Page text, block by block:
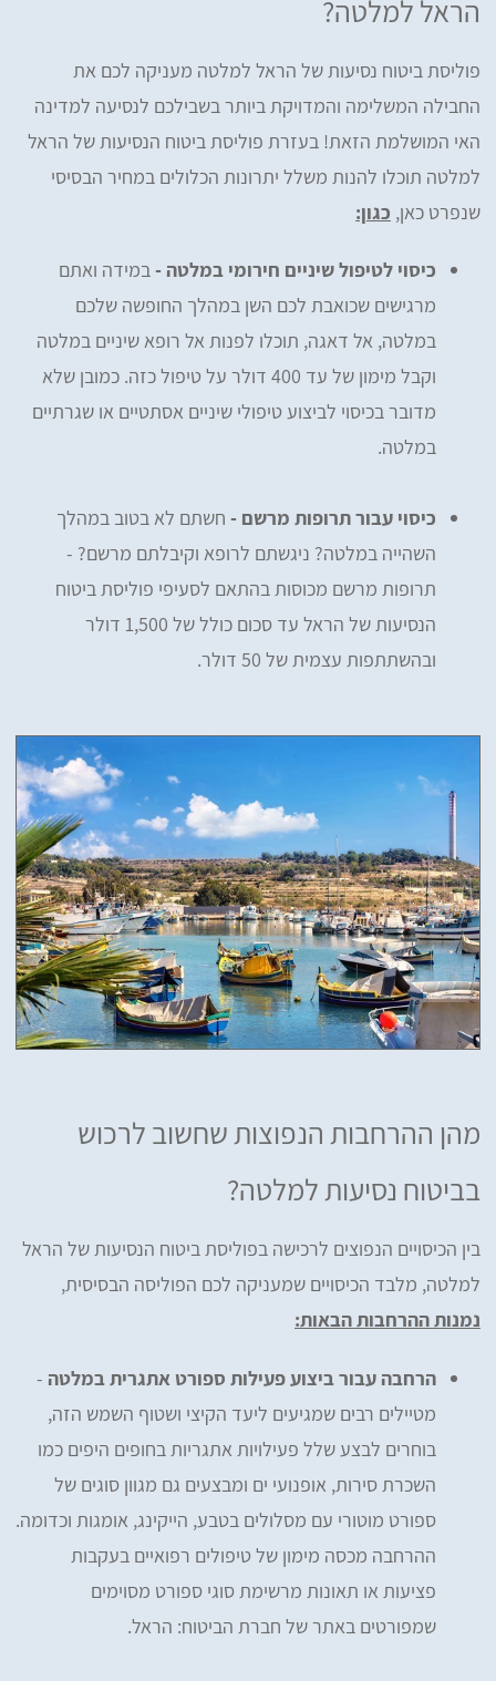
הראל למלטה?
פוליסת ביטוח נסיעות של הראל למלטה מעניקה לכם את
החבילה המשלימה והמדויקת ביותר בשבילכם לנסיעה למדינה
האי המושלמת הזאת! בעזרת פוליסת ביטוח הנסיעות של הראל
למלטה תוכלו להנות משלל יתרונות הכלולים במחיר הבסיסי
שנפרט כאן, כגון:
כיסוי לטיפול שיניים חירומי במלטה -במידה ואתם
מרגישים שכואבת לכם השן במהלך החופשה שלכם
במלטה, אל דאגה, תוכלו לפנות אל רופא שיניים במלטה
וקבל מימון של עד 400 דולר על טיפול כזה. כמובן שלא
מדובר בכיסוי לביצוע טיפולי שיניים אסתטיים או שגרתיים
במלטה.
כיסוי עבור תרופות מרשם - חשתם לא בטוב במהלך
השהייה במלטה? ניגשתם לרופא וקיבלתם מרשם? -
תרופות מרשם מכוסות בהתאם לסעיפי פוליסת ביטוח
הנסיעות של הראל עד סכום כולל של 1,500 דולר
ובהשתתפות עצמית של 50 דולר.
מהן ההרחבות הנפוצות שחשוב לרכוש
בביטוח נסיעות למלטה?
בין הכיסויים הנפוצים לרכישה בפוליסת ביטוח הנסיעות של הראל
למלטה, מלבד הכיסויים שמעניקה לכם הפוליסה הבסיסית,
נמנות ההרחבות הבאות:
הרחבה עבור ביצוע פעילות ספורט אתגרית במלטה -
מטיילים רבים שמגיעים ליעד הקיצי ושטוף השמש הזה,
בוחרים לבצע שלל פעילויות אתגריות בחופים היפים כמו
השכרת סירות, אופנועי ים ומבצעים גם מגוון סוגים של
ספורט מוטורי עם מסלולים בטבע, הייקינג, אומגות וכדומה.
ההרחבה מכסה מימון של טיפולים רפואיים בעקבות
פציעות או תאונות מרשימת סוגי ספורט מסוימים
שמפורטים באתר של חברת הביטוח: הראל.